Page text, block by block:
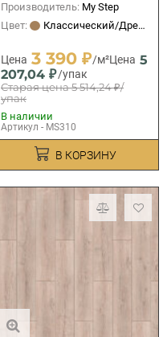
Производитель: My Step
Цвет:
Классический/Древесный
Цена 3 390 ₽/м²Цена 5
207,04 ₽/упак
Старая цена5 514,24 ₽/
упак
В наличии
Артикул - MS310
В КОРЗИНУ